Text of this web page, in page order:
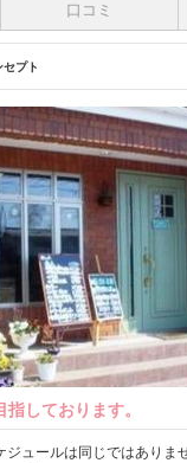
口コミ
セプト
しております。
ジュールは同じではありま